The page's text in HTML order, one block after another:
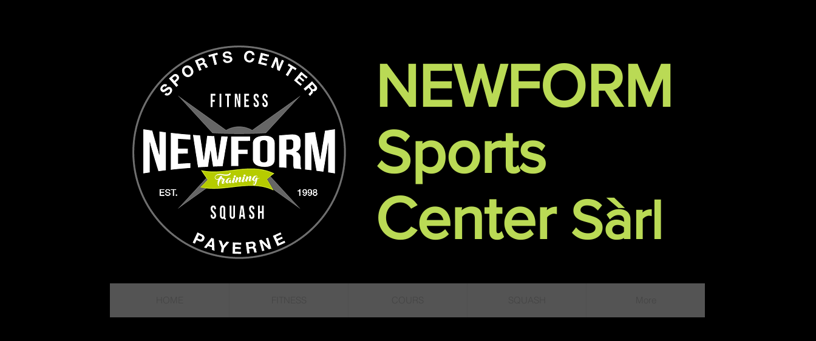
NEWFORM
Sports
CenterSàrl